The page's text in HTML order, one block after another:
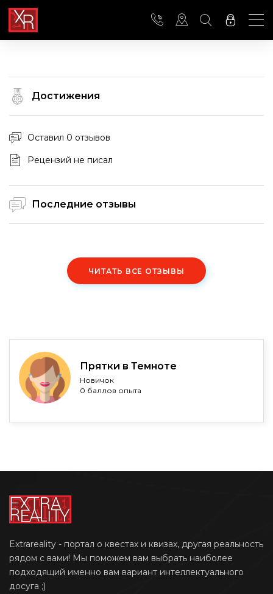
Достижения
Оставил 0 отзывов
Рецензий не писал
Последние отзывы
ЧИТАТЬ ВСЕ ОТЗЫВЫ
Прятки в Темноте
Новичок
0 баллов опыта
Extrareality - портал о квестах и квизах, другая реальность
рядом с вами! Мы поможем вам выбрать наиболее
подходящий именно вам вариант интеллектуального
досуга ;)